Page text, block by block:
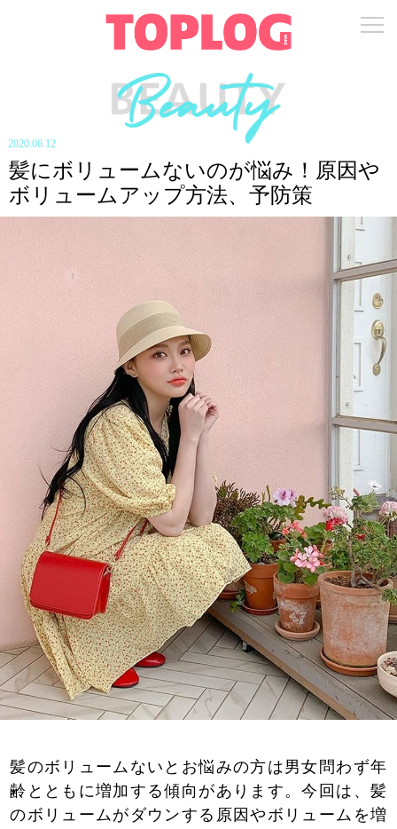
2020.06.12
髪にボリュームないのが悩み！原因や
ボリュームアップ方法、予防策
髪のボリュームないとお悩みの方は男女問わず年
齢とともに増加する傾向があります。今回は、髪
のボリュームがダウンする原因やボリュームを増